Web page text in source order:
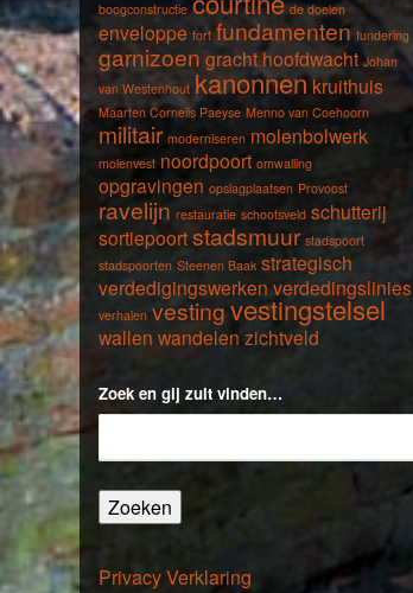
boogconstructie de doelen
enveloppe fort fundamenten fundering
garnizoen grachthoofdwacht Johan
van Westenhout kanonnenkruithuis
Maarten Cornelis Paeyse Menno van Coehoorn
militair moderniseren molenbolwerk
molenvest noordpoort omwalling
opgravingen opslagplaatsen Provoost
ravelijn restauratie schootsveld schutterij
sortiepoortstadsmuur stadspoort
stadspoorten Steenen Baak strategisch
verdedigingswerken verdedingslinies
verhalen vestingvestingstelsel
wallen wandelen zichtveld
Zoek en gij zult vinden…
Zoeken
Privacy Verklaring